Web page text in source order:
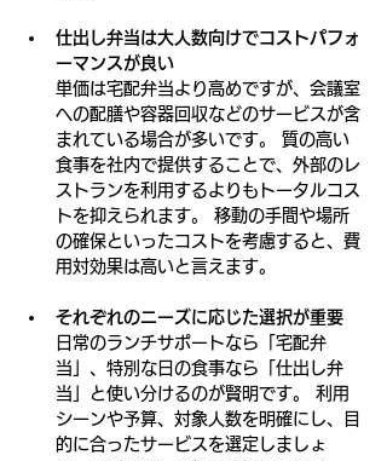
仕出し弁当は大人数向けでコストパフォ
ーマンスが良い
単価は宅配弁当より高めですが、会議室
への配膳や容器回収などのサービスが含
まれている場合が多いです。 質の高い
食事を社内で提供することで、外部のレ
ストランを利用するよりもトータルコス
トを抑えられます。 移動の手間や場所
の確保といったコストを考慮すると、費
用対効果は高いと言えます。
それぞれのニーズに応じた選択が重要
日常のランチサポートなら「宅配弁
当」、特別な日の食事なら「仕出し弁
当」と使い分けるのが賢明です。 利用
シーンや予算、対象人数を明確にし、目
的に合ったサービスを選定しましょ